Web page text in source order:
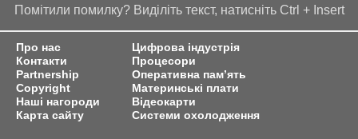
Помітили помилку? Виділіть текст, натисніть Ctrl + Insert
Про нас
Контакти
Partnership
Copyright
Наші нагороди
Карта сайту
Цифрова індустрія
Процесори
Оперативна пам’ять
Материнські плати
Відеокарти
Системи охолодження